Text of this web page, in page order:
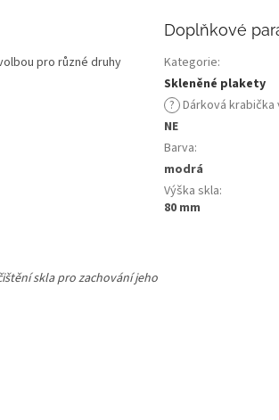
pro různé druhy
skla pro zachování jeho
Doplňkové
Kategorie:
Skleněné plakety
? Dárková krabička
NE
Barva:
modrá
Výška skla:
80 mm